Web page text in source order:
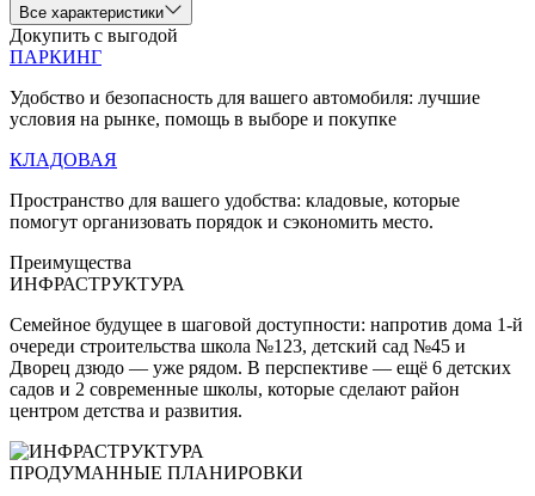
Все характеристики
Докупить с выгодой
ПАРКИНГ
Удобство и безопасность для вашего автомобиля: лучшие
условия на рынке, помощь в выборе и покупке
КЛАДОВАЯ
Пространство для вашего удобства: кладовые, которые
помогут организовать порядок и сэкономить место.
Преимущества
ИНФРАСТРУКТУРА
Семейное будущее в шаговой доступности: напротив дома 1-й
очереди строительства школа №123, детский сад №45 и
Дворец дзюдо — уже рядом. В перспективе — ещё 6 детских
садов и 2 современные школы, которые сделают район
центром детства и развития.
ПРОДУМАННЫЕ ПЛАНИРОВКИ